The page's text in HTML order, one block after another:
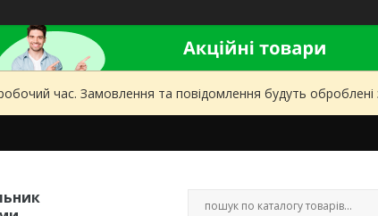
час. Замовлення та повідомлення будуть